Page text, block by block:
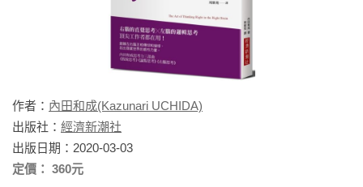
作者： 內田和成(Kazunari UCHIDA)
出版社： 經濟新潮社
出版日期：2020-03-03
定價： 360元